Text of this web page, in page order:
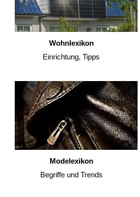
Wohnlexikon
Einrichtung, Tipps
Modelexikon
Begriffe und Trends